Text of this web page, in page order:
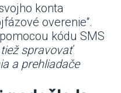
konta
overenie“.
kódu SMS
spravovať
a prehliadače